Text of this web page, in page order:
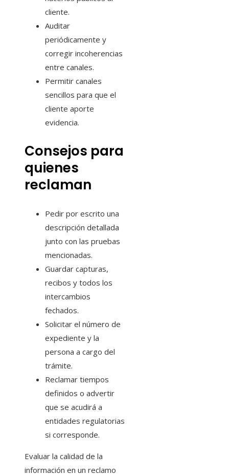
cliente.
Auditar
periódicamente y
corregir incoherencias
entre canales.
Permitir canales
sencillos para que el
cliente aporte
evidencia.
Consejos para
quienes
reclaman
Pedir por escrito una
descripción detallada
junto con las pruebas
mencionadas.
Guardar capturas,
recibos y todos los
intercambios
fechados.
Solicitar el número de
expediente y la
persona a cargo del
trámite.
Reclamar tiempos
definidos o advertir
que se acudirá a
entidades regulatorias
si corresponde.
Evaluar la calidad de la
información en un reclamo